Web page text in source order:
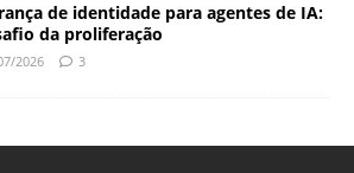
de identidade para agentes de IA:
da proliferação
2026 3